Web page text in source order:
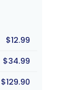
$12.99
$34.99
$129.90